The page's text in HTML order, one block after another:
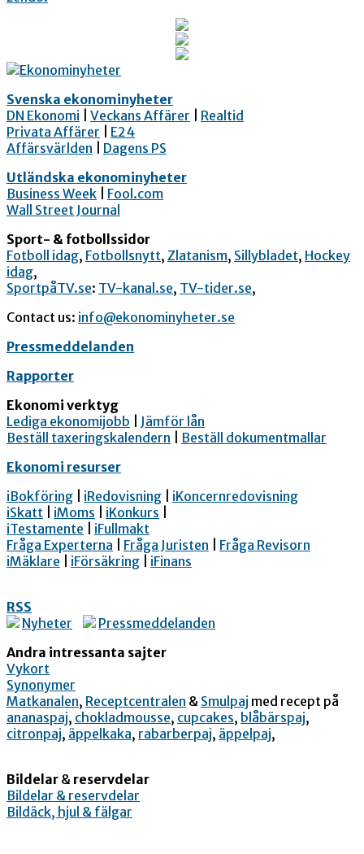
Svenska ekonominyheter
DN Ekonomi
Veckans Affärer
Realtid
Privata Affärer
E24
Affärsvärlden
Dagens PS
Utländska ekonominyheter
Business Week
Fool.com
Wall Street Journal
Sport- & fotbollssidor
Fotboll idag, Fotbollsnytt, Zlatanism, Sillybladet, Hockey
idag,
SportpåTV.se: TV-kanal.se, TV-tider.se,
Contact us: info@ekonominyheter.se
Pressmeddelanden
Rapporter
Ekonomi verktyg
Lediga ekonomijobb
Jämför lån
Beställ taxeringskalendern
Beställ dokumentmallar
Ekonomi resurser
iBokföring
iRedovisning
iKoncernredovisning
iSkatt
iMoms iKonkurs
iTestamente
iFullmakt
Fråga Experterna
Fråga Juristen
Fråga Revisorn
iMäklare
iFörsäkring iFinans
RSS
Nyheter
Pressmeddelanden
Andra intressanta sajter
Vykort
Synonymer
Matkanalen, Receptcentralen & Smulpaj med recept på
ananaspaj, chokladmousse, cupcakes, blåbärspaj,
citronpaj, äppelkaka, rabarberpaj, äppelpaj,
Bildelar & reservdelar
Bildelar & reservdelar
Bildäck, hjul & fälgar